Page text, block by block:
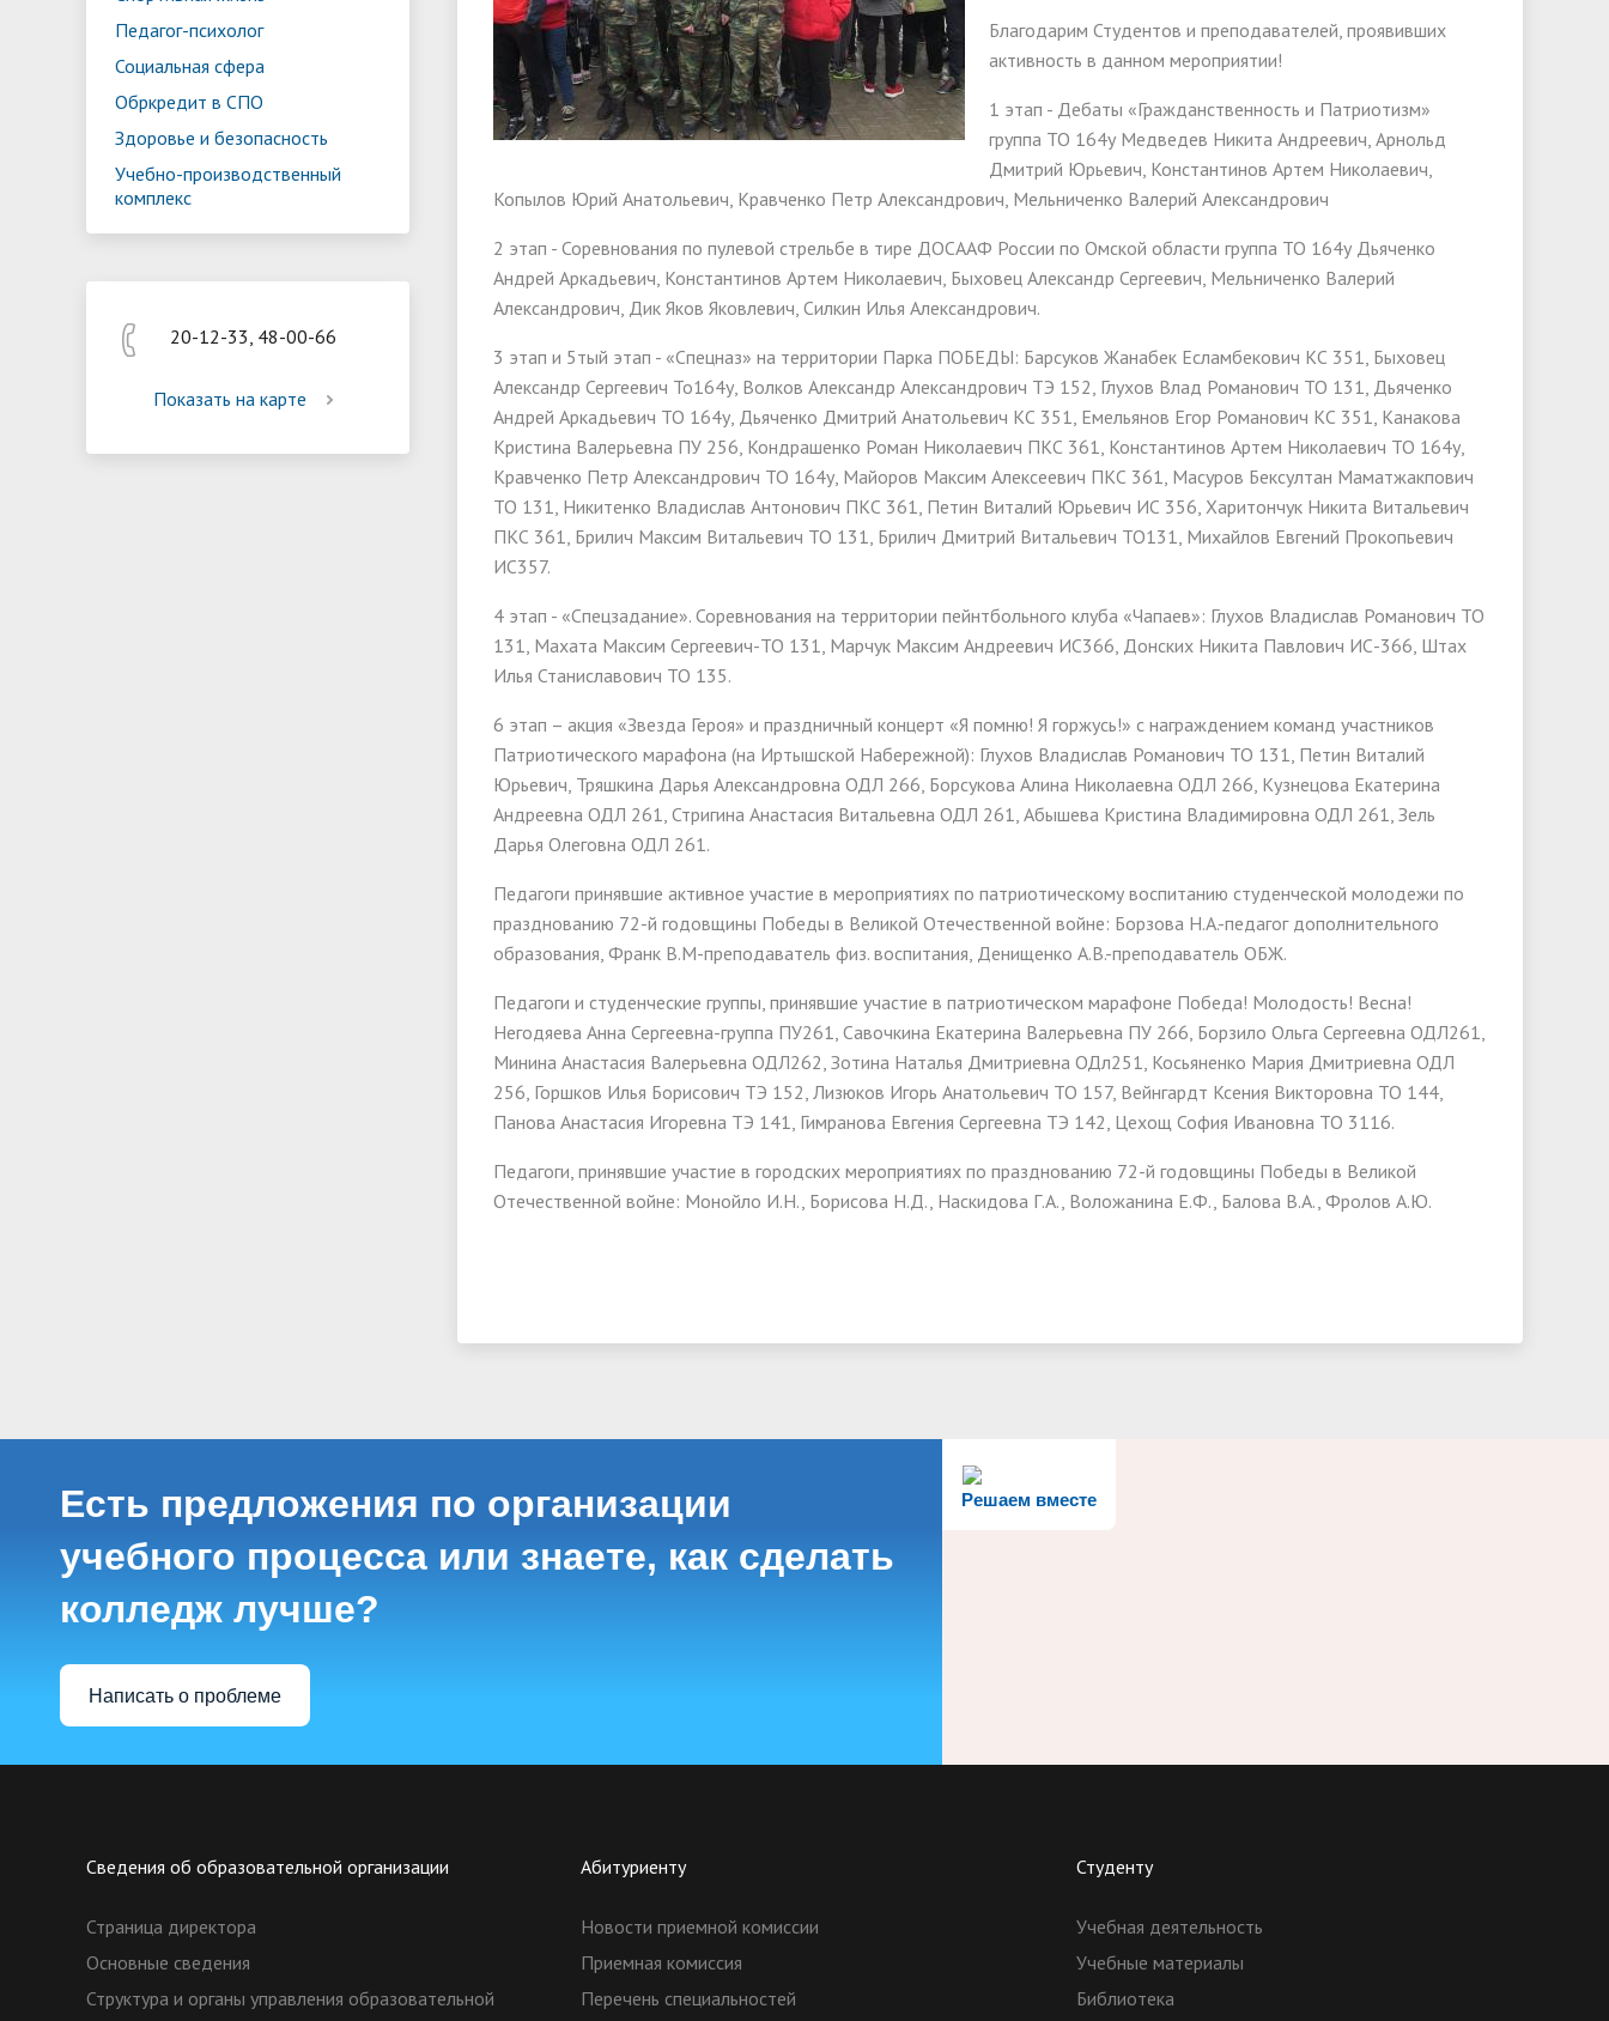
Реализация мероприятий
"Цифровая образовательная среда
Программа цифровизации общего
образования
Педагог-психолог
Социальная сфера
Обркредит в СПО
Здоровье и безопасность
Учебно-производственный
комплекс
20-12-33, 48-00-66
Показать на карте
Благодарим Студентов и преподавателей, проявивших
активность в данном мероприятии!
1 этап - Дебаты «Гражданственность и Патриотизм»
группа ТО 164у Медведев Никита Андреевич, Арнольд
Дмитрий Юрьевич, Константинов Артем Николаевич,
Копылов Юрий Анатольевич, Кравченко Петр Александрович, Мельниченко Валерий Александрович
2 этап - Соревнования по пулевой стрельбе в тире ДОСААФ России по Омской области группа ТО 164у Дьяченко
Андрей Аркадьевич, Константинов Артем Николаевич, Быховец Александр Сергеевич, Мельниченко Валерий
Александрович, Дик Яков Яковлевич, Силкин Илья Александрович.
3 этап и 5тый этап - «Спецназ» на территории Парка ПОБЕДЫ: Барсуков Жанабек Есламбекович КС 351, Быховец
Александр Сергеевич То164у, Волков Александр Александрович ТЭ 152, Глухов Влад Романович ТО 131, Дьяченко
Андрей Аркадьевич ТО 164у, Дьяченко Дмитрий Анатольевич КС 351, Емельянов Егор Романович КС 351, Канакова
Кристина Валерьевна ПУ 256, Кондрашенко Роман Николаевич ПКС 361, Константинов Артем Николаевич ТО 164у,
Кравченко Петр Александрович ТО 164у, Майоров Максим Алексеевич ПКС 361, Масуров Бексултан Маматжакпович
ТО 131, Никитенко Владислав Антонович ПКС 361, Петин Виталий Юрьевич ИС 356, Харитончук Никита Витальевич
ПКС 361, Брилич Максим Витальевич ТО 131, Брилич Дмитрий Витальевич ТО131, Михайлов Евгений Прокопьевич
ИС357.
4 этап - «Спецзадание». Соревнования на территории пейнтбольного клуба «Чапаев»: Глухов Владислав Романович ТО
131, Махата Максим Сергеевич-ТО 131, Марчук Максим Андреевич ИС366, Донских Никита Павлович ИС-366, Штах
Илья Станиславович ТО 135.
6 этап – акция «Звезда Героя» и праздничный концерт «Я помню! Я горжусь!» с награждением команд участников
Патриотического марафона (на Иртышской Набережной): Глухов Владислав Романович ТО 131, Петин Виталий
Юрьевич, Тряшкина Дарья Александровна ОДЛ 266, Борсукова Алина Николаевна ОДЛ 266, Кузнецова Екатерина
Андреевна ОДЛ 261, Стригина Анастасия Витальевна ОДЛ 261, Абышева Кристина Владимировна ОДЛ 261, Зель
Дарья Олеговна ОДЛ 261.
Педагоги принявшие активное участие в мероприятиях по патриотическому воспитанию студенческой молодежи по
празднованию 72-й годовщины Победы в Великой Отечественной войне: Борзова Н.А.-педагог дополнительного
образования, Франк В.М-преподаватель физ. воспитания, Денищенко А.В.-преподаватель ОБЖ.
Педагоги и студенческие группы, принявшие участие в патриотическом марафоне Победа! Молодость! Весна!
Негодяева Анна Сергеевна-группа ПУ261, Савочкина Екатерина Валерьевна ПУ 266, Борзило Ольга Сергеевна ОДЛ261,
Минина Анастасия Валерьевна ОДЛ262, Зотина Наталья Дмитриевна ОДл251, Косьяненко Мария Дмитриевна ОДЛ
256, Горшков Илья Борисович ТЭ 152, Лизюков Игорь Анатольевич ТО 157, Вейнгардт Ксения Викторовна ТО 144,
Панова Анастасия Игоревна ТЭ 141, Гимранова Евгения Сергеевна ТЭ 142, Цехощ София Ивановна ТО 3116.
Педагоги, принявшие участие в городских мероприятиях по празднованию 72-й годовщины Победы в Великой
Отечественной войне: Монойло И.Н., Борисова Н.Д., Наскидова Г.А., Воложанина Е.Ф., Балова В.А., Фролов А.Ю.
Решаем вместе
Есть предложения по организации
учебного процесса или знаете, как сделать
колледж лучше?
Написать о проблеме
Сведения об образовательной организации
Страница директора
Основные сведения
Структура и органы управления образовательной
Абитуриенту
Новости приемной комиссии
Приемная комиссия
Перечень специальностей
Студенту
Учебная деятельность
Учебные материалы
Библиотека